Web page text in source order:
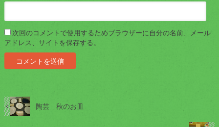
次回のコメントで使用するためブラウザーに自分の名前、メール
アドレス、サイトを保存する。
陶芸 秋のお皿